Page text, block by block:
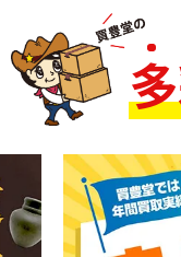
多